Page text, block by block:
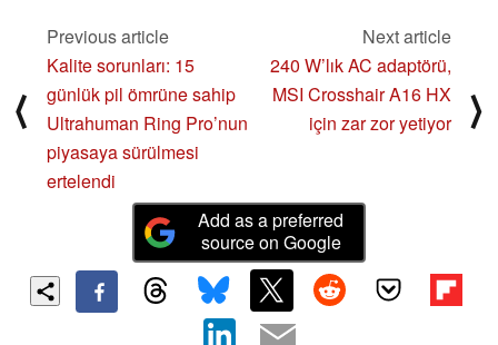
⟨
Previous article
Kalite sorunları: 15
günlük pil ömrüne sahip
Ultrahuman Ring Pro’nun
piyasaya sürülmesi
ertelendi
Next article
240 W’lık AC adaptörü,
MSI Crosshair A16 HX
için zar zor yetiyor
⟩
Add as a preferred
source on Google